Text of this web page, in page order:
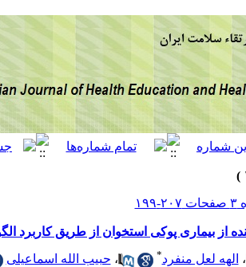
از بیماری پوکی استخوان از طریق کاربرد
، الهه لعل منفرد* ، حبیب الله اسماعیلی